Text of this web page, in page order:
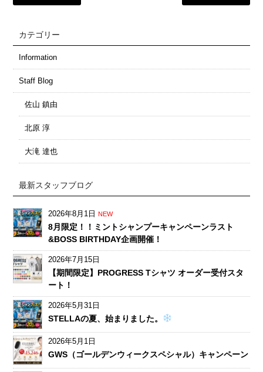
カテゴリー
Information
Staff Blog
佐山 鎮由
北原 淳
大滝 達也
最新スタッフブログ
2026年8月1日 NEW
8月限定！！ミントシャンプーキャンペーンラスト
&BOSS BIRTHDAY企画開催！
2026年7月15日
【期間限定】PROGRESS Tシャツ オーダー受付スタ
ート！
2026年5月31日
STELLAの夏、始まりました。
2026年5月1日
GWS（ゴールデンウィークスペシャル）キャンペーン